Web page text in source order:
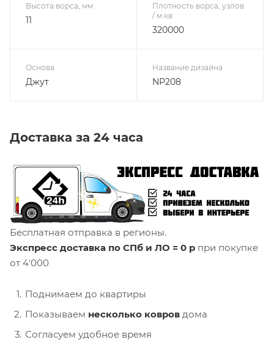
Высота ворса, мм
11
Плотность ворса, узлов
/ м.кв
320000
Основа
Джут
Название дизайна
NP208
Доставка за 24 часа
Бесплатная отправка в регионы.
Экспресс доставка по СПб и ЛО = 0 р при покупке
от 4'000
Поднимаем до квартиры
Показываем несколько ковров дома
Согласуем удобное время